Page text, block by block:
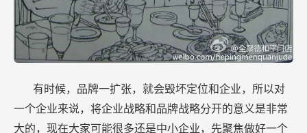
有时候，品牌一扩张，就会毁坏定位和企业，所以对
一个企业来说，将企业战略和品牌战略分开的意义是非常
大的，现在大家可能很多还是中小企业，先聚焦做好一个